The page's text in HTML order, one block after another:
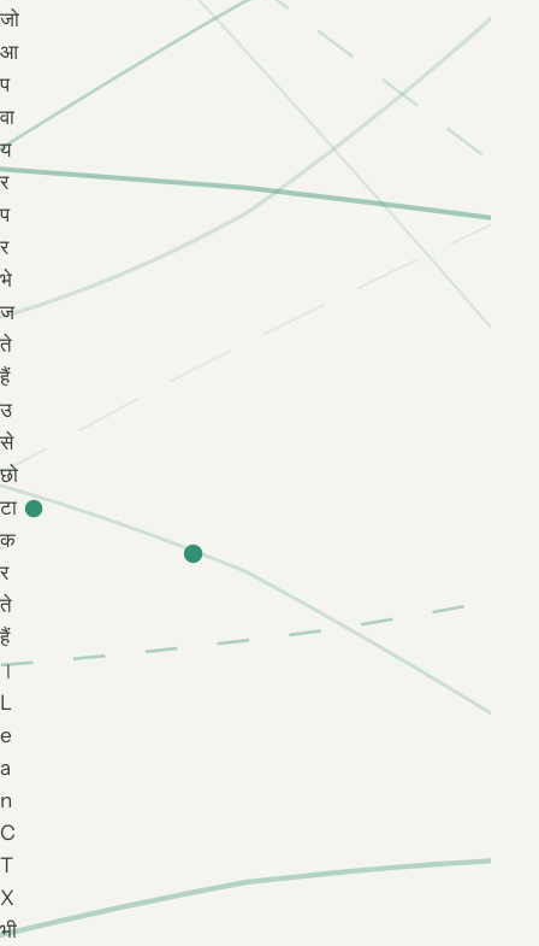
जो
आ
प
वा
य
र
प
र
भे
ज
ते
हैं
उ
से
छो
टा
क
र
ते
हैं
।
L
e
a
n
C
T
X
भी